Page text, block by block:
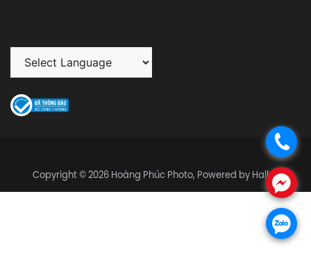
.
.
.
Copyright © 2026 Hoàng Phúc Photo, Powered by Halley